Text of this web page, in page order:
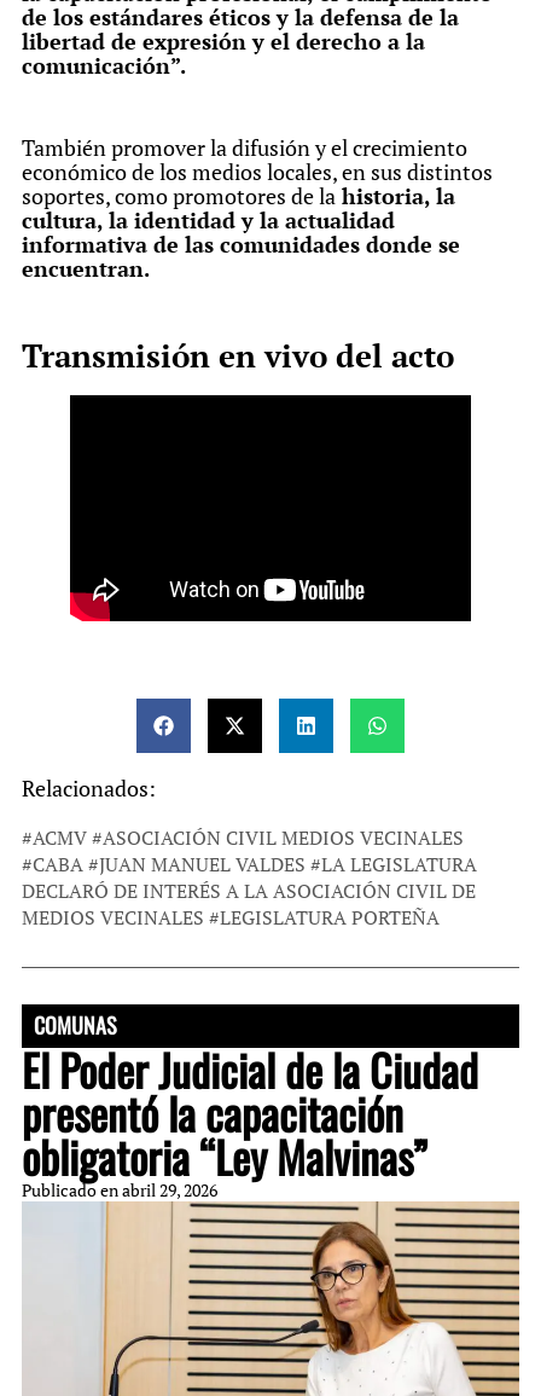
de los estándares éticos y la defensa de la
libertad de expresión y el derecho a la
comunicación”.
También promover la difusión y el crecimiento
económico de los medios locales, en sus distintos
soportes, como promotores de la historia, la
cultura, la identidad y la actualidad
informativa de las comunidades donde se
encuentran.
Transmisión en vivo del acto
Relacionados:
#ACMV#ASOCIACIÓN CIVIL MEDIOS VECINALES
#CABA#JUAN MANUEL VALDES #LA LEGISLATURA
DECLARÓ DE INTERÉS A LA ASOCIACIÓN CIVIL DE
MEDIOS VECINALES #LEGISLATURA PORTEÑA
COMUNAS
El Poder Judicial de la Ciudad
presentó la capacitación
obligatoria “Ley Malvinas”
Publicado enabril 29, 2026